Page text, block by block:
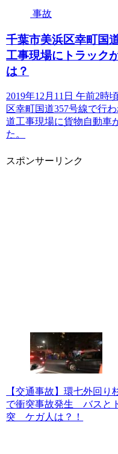
事故
千葉市美浜区幸町国
工事現場にトラック
は？
2019年12月11日 午前2時
区幸町国道357号線で行
道工事現場に貨物自動車
た。
スポンサーリンク
【交通事故】環七外回り
で衝突事故発生 バスと
突 ケガ人は？！